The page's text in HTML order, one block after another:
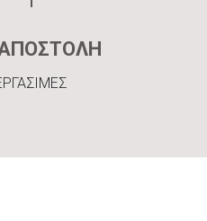
ΑΠΟΣΤΟΛΗ